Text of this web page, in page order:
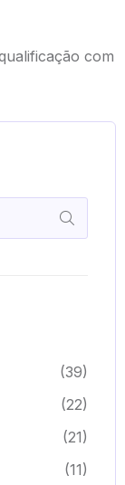
(39)
(22)
(21)
(11)
com